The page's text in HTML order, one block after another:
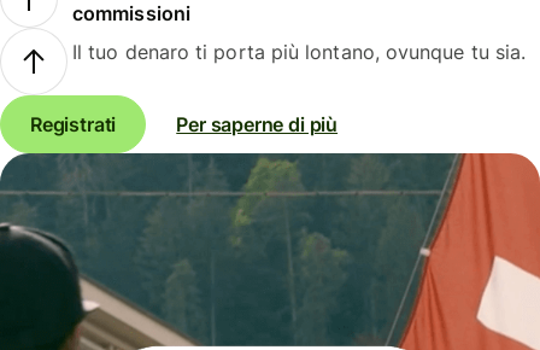
commissioni
Il tuo denaro ti porta più lontano, ovunque tu sia.
Registrati Per saperne di più